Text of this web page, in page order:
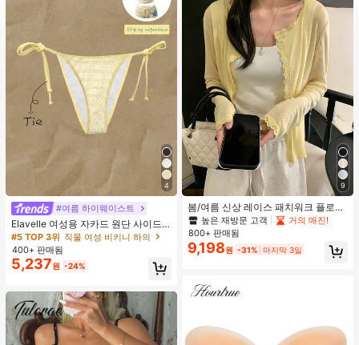
4
#여름 하이웨이스트
Elavelle 여성용 자카드 원단 사이드
타이 비키니 하의, 봄/여름
#5 TOP 3위 직물 여성 비키니 하의
400+ 판매됨
5,237원 -24%
9
봄/여름 신상 레이스 패치워크 플로럴
트림 소프트 니트 가디건 경량 재킷 탑
여성용, 코티지코어 옐로우
높은 재방문 고객
거의 매진!
800+ 판매됨
9,198원 -31% 마지막 3일